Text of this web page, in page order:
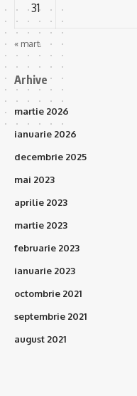
31
« mart.
Arhive
martie 2026
ianuarie 2026
decembrie 2025
mai 2023
aprilie 2023
martie 2023
februarie 2023
ianuarie 2023
octombrie 2021
septembrie 2021
august 2021